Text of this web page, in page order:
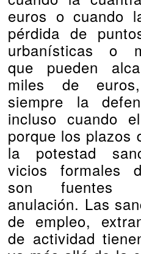
euros o cuando
pérdida de
urbanísticas o
que pueden
miles de
siempre la
incluso cuando
porque los plazos
la potestad
vicios formales
son fuentes
anulación. Las
de empleo,
de actividad